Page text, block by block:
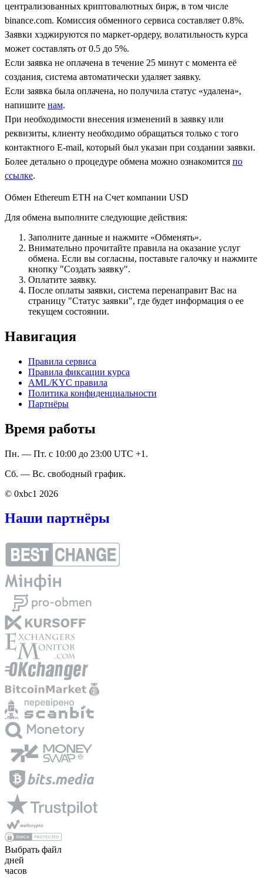
централизованных криптовалютных бирж, в том числе
binance.com. Комиссия обменного сервиса составляет 0.8%.
Заявки хэджируются по маркет-ордеру, волатильность курса
может составлять от 0.5 до 5%.
Если заявка не оплачена в течение 25 минут с момента её
создания, система автоматически удаляет заявку.
Если заявка была оплачена, но получила статус «удалена»,
напишите нам.
При необходимости внесения изменений в заявку или
реквизиты, клиенту необходимо обращаться только с того
контактного Е-mail, который был указан при создании заявки.
Более детально о процедуре обмена можно ознакомится по
ссылке.
Обмен Ethereum ETH на Счет компании USD
Для обмена выполните следующие действия:
Заполните данные и нажмите «Обменять».
Внимательно прочитайте правила на оказание услуг
обмена. Если вы согласны, поставьте галочку и нажмите
кнопку "Создать заявку".
Оплатите заявку.
После оплаты заявки, система перенаправит Вас на
страницу "Статус заявки", где будет информация о ее
текущем состоянии.
Навигация
Правила сервиса
Правила фиксации курса
AML/KYC правила
Политика конфиденциальности
Партнёры
Время работы
Пн. — Пт. с 10:00 до 23:00 UTC +1.
Сб. — Вс. свободный график.
© 0xbc1 2026
Наши партнёры
Выбрать файл
дней
часов